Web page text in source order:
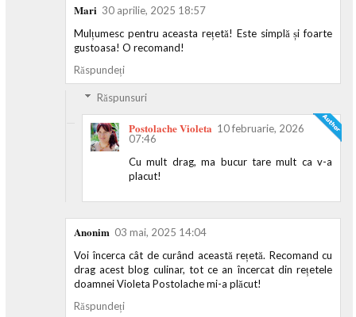
Mari 30 aprilie, 2025 18:57
Mulțumesc pentru aceasta rețetă! Este simplă și foarte
gustoasa! O recomand!
Răspundeți
Răspunsuri
Postolache Violeta 10 februarie, 2026
07:46
Cu mult drag, ma bucur tare mult ca v-a
placut!
Anonim 03 mai, 2025 14:04
Voi încerca cât de curând această rețetă. Recomand cu
drag acest blog culinar, tot ce an încercat din rețetele
doamnei Violeta Postolache mi-a plăcut!
Răspundeți